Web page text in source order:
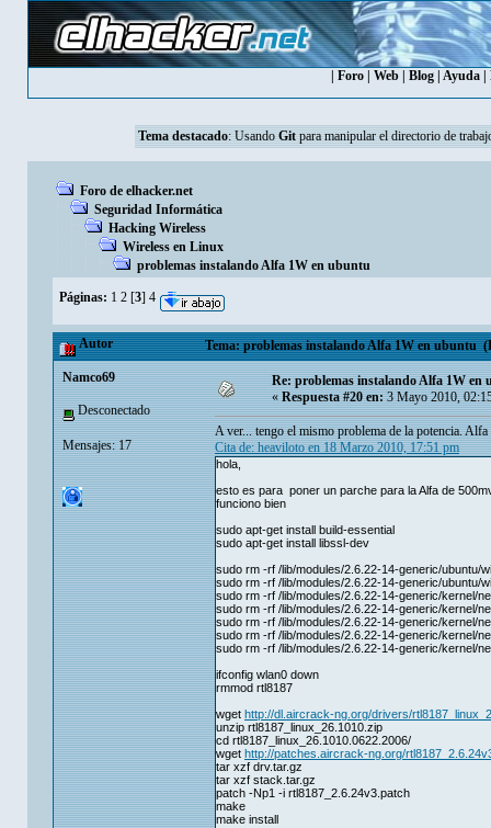
Foro| Web| Blog| Ayuda|
Tema destacado: Usando Git para manipular el directorio de
Foro de elhacker.net
Seguridad Informática
Hacking Wireless
Wireless en Linux
problemas instalando Alfa 1W en ubuntu
Páginas: 1 2 [3] 4
Autor Tema: problemas instalando Alfa 1W en ubuntu
Namco69
Desconectado
Mensajes: 17
Re: problemas instalando Alfa 1W en
«Respuesta #20 en:3 Mayo 2010,
A ver... tengo el mismo problema de la potencia.
Cita de: heaviloto en 18 Marzo 2010, 17:51 pm
hola,
esto es para poner un parche para la Alfa de
funciono bien
sudo apt-get install build-essential
sudo apt-get install libssl-dev
sudo rm -rf /lib/modules/2.6.22-14-generic/ubuntu/
sudo rm -rf /lib/modules/2.6.22-14-generic/ubuntu/
sudo rm -rf /lib/modules/2.6.22-14-generic/kernel/
sudo rm -rf /lib/modules/2.6.22-14-generic/kernel/
sudo rm -rf /lib/modules/2.6.22-14-generic/kernel/
sudo rm -rf /lib/modules/2.6.22-14-generic/kernel/
sudo rm -rf /lib/modules/2.6.22-14-generic/kernel/
ifconfig wlan0 down
rmmod rtl8187
wget http://dl.aircrack-ng.org/drivers/
unzip rtl8187_linux_26.1010.zip
cd rtl8187_linux_26.1010.0622.2006/
wget http://patches.aircrack-ng.org/
tar xzf drv.tar.gz
tar xzf stack.tar.gz
patch -Np1 -i rtl8187_2.6.24v3.patch
make
make install